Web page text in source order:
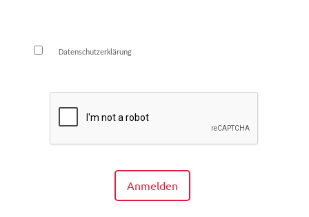
Datenschutzerklärunghabe ich zur Kenntnis genommen und
Anmelden